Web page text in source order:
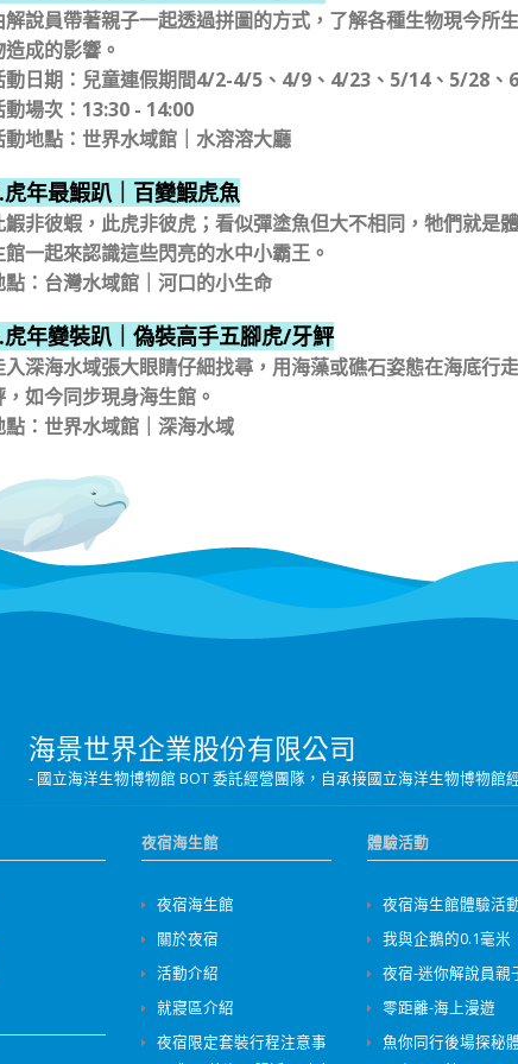
解說員帶著親子一起透過拼圖的方式，了解各種生物現今所
造成的影響。
動日期：兒童連假期間4/2-4/5、4/9、4/23、5/14、5/28
動場次：13:30 - 14:00
動地點：世界水域館｜水溶溶大廳
虎年最鰕趴｜百變鰕虎魚
鰕非彼蝦，此虎非彼虎；看似彈塗魚但大不相同，牠們就是
館一起來認識這些閃亮的水中小霸王。
點：台灣水域館｜河口的小生命
虎年變裝趴｜偽裝高手五腳虎/牙鮃
入深海水域張大眼睛仔細找尋，用海藻或礁石姿態在海底行
，如今同步現身海生館。
點：世界水域館｜深海水域
海景世界企業股份有限公司
- 國立海洋生物博物館 BOT 委託經營團隊，自承接國立海洋生物博物館
夜宿海生館
夜宿海生館
關於夜宿
活動介紹
就寢區介紹
夜宿限定套裝行程注意事
體驗活動
夜宿海生館體驗活
我與企鵝的0.1毫米
夜宿-迷你解說員親
零距離-海上漫遊
魚你同行後場探秘